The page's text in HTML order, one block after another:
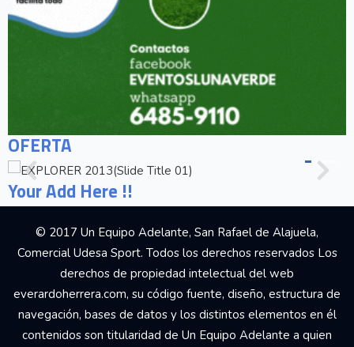
OFERTA
Your Add Here !!
© 2017 Un Equipo Adelante, San Rafael de Alajuela,
Comercial Udesa Sport. Todos los derechos reservados Los
derechos de propiedad intelectual del web
everardoherrera.com, su código fuente, diseño, estructura de
navegación, bases de datos y los distintos elementos en él
contenidos son titularidad de Un Equipo Adelante a quien